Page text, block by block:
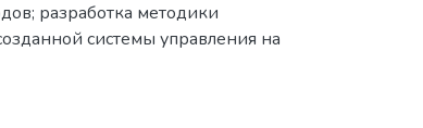
разработка методики
системы управления на